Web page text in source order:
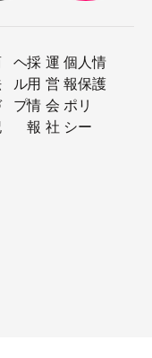
ヘ
ル
プ
採
用
情
報
運
営
会
社
個人情
報保護
ポリ
シー